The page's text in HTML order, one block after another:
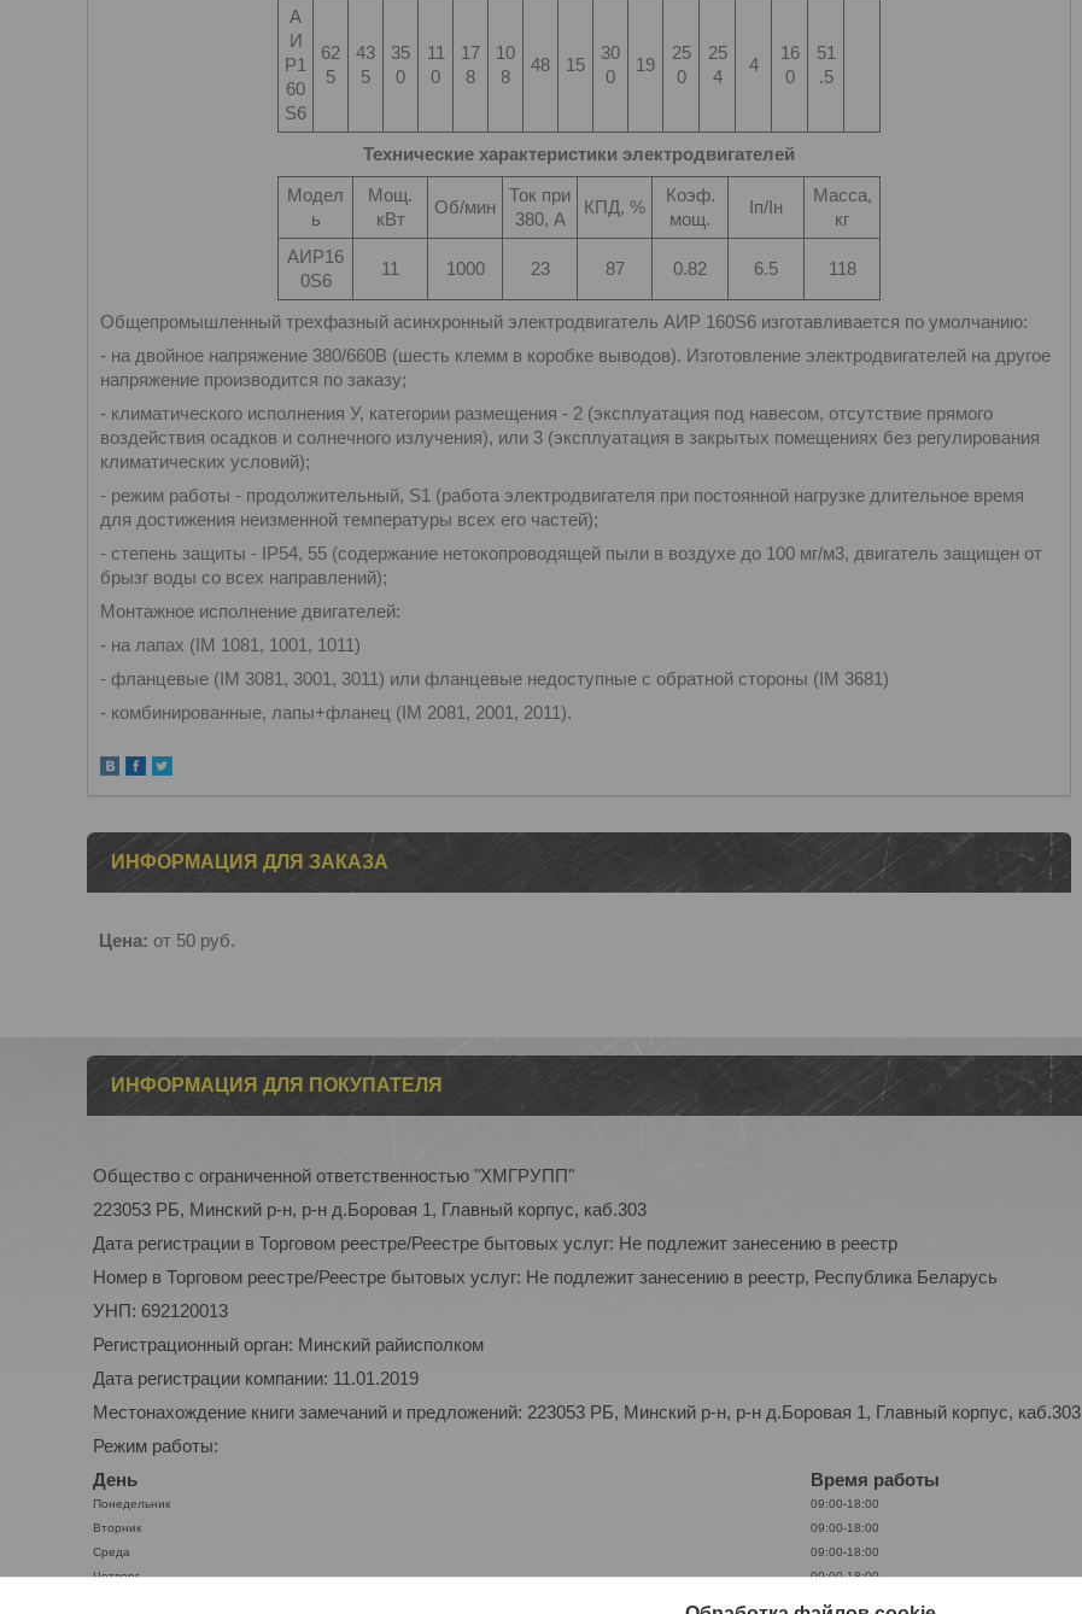
А
И
Р1
60
S6
62
5
43
5
35
0
11
0
17
8
10
8
48 15
30
0
19
25
0
25
4
4
16
0
51
.5
Технические характеристики электродвигателей
Модел
ь
Мощ.
кВт
Об/мин
Ток при
380, А
КПД, %
Коэф.
мощ.
Iп/Iн
Масса,
кг
АИР16
0S6
11 1000 23 87 0.82 6.5 118
Общепромышленный трехфазный асинхронный электродвигатель АИР 160S6 изготавливается по умолчанию:
- на двойное напряжение 380/660В (шесть клемм в коробке выводов). Изготовление электродвигателей на другое
напряжение производится по заказу;
- климатического исполнения У, категории размещения - 2 (эксплуатация под навесом, отсутствие прямого
воздействия осадков и солнечного излучения), или 3 (эксплуатация в закрытых помещениях без регулирования
климатических условий);
- режим работы - продолжительный, S1 (работа электродвигателя при постоянной нагрузке длительное время
для достижения неизменной температуры всех его частей);
- степень защиты - IP54, 55 (содержание нетокопроводящей пыли в воздухе до 100 мг/м3, двигатель защищен от
брызг воды со всех направлений);
Монтажное исполнение двигателей:
- на лапах (IM 1081, 1001, 1011)
- фланцевые (IM 3081, 3001, 3011) или фланцевые недоступные с обратной стороны (IM 3681)
- комбинированные, лапы+фланец (IM 2081, 2001, 2011).
ИНФОРМАЦИЯ ДЛЯ ЗАКАЗА
Цена: от 50 руб.
ИНФОРМАЦИЯ ДЛЯ ПОКУПАТЕЛЯ
Общество с ограниченной ответственностью "ХМГРУПП"
223053 РБ, Минский р-н, р-н д.Боровая 1, Главный корпус, каб.303
Дата регистрации в Торговом реестре/Реестре бытовых услуг: Не подлежит занесению в реестр
Номер в Торговом реестре/Реестре бытовых услуг: Не подлежит занесению в реестр, Республика Беларусь
УНП: 692120013
Регистрационный орган: Минский райисполком
Дата регистрации компании: 11.01.2019
Местонахождение книги замечаний и предложений: 223053 РБ, Минский р-н, р-н д.Боровая 1, Главный корпус, каб.303
Режим работы:
День
Время работы
Понедельник
09:00-18:00
Вторник
09:00-18:00
Среда
09:00-18:00
Четверг
09:00-18:00